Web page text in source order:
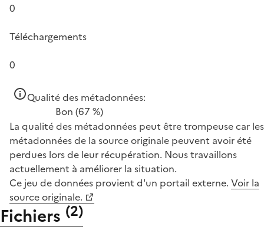
0
Téléchargements
0
Qualité des métadonnées:
Bon (67 %)
La qualité des métadonnées peut être trompeuse car les
métadonnées de la source originale peuvent avoir été
perdues lors de leur récupération. Nous travaillons
actuellement à améliorer la situation.
Ce jeu de données provient d'un portail externe. Voir la
source originale.
Fichiers (2)